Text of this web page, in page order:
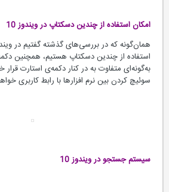
امکان استفاده از چندین دسکتاپ در ویندوز 10
به‌گونه‌ای متفاوت به در کنار دکمه‌ی استارت قرار
سوئیچ کردن بین نرم افزارها با رابط کاربری خواهد
سیستم‌جستجو در ویندوز 10